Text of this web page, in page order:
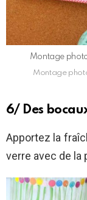
Montage
Montage
6/ Des
Apportez la
verre avec de la